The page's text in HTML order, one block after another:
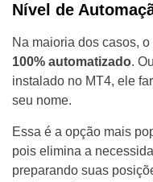
Nível de
Na maioria dos casos,
100% automatizado.
instalado no MT4, ele
seu nome.
Essa é a opção mais
pois elimina a
preparando suas